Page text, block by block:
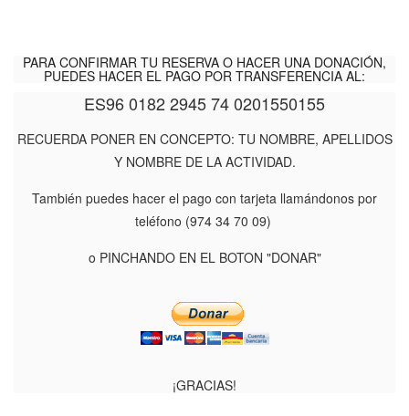
PARA CONFIRMAR TU RESERVA O HACER UNA DONACIÓN,
PUEDES HACER EL PAGO POR TRANSFERENCIA AL:
ES96 0182 2945 74 0201550155
RECUERDA PONER EN CONCEPTO: TU NOMBRE, APELLIDOS
Y NOMBRE DE LA ACTIVIDAD.
También puedes hacer el pago con tarjeta llamándonos por
teléfono (974 34 70 09)
o PINCHANDO EN EL BOTON "DONAR"
¡GRACIAS!